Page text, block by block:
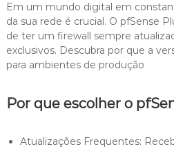
Em um mundo digital em
da sua rede é crucial. O pfSense
de ter um firewall sempre
exclusivos. Descubra por que a
para ambientes de produção
Por que escolher o
Atualizações Frequentes: